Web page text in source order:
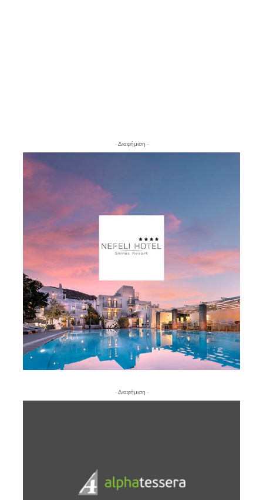
- Διαφήμιση -
- Διαφήμιση -